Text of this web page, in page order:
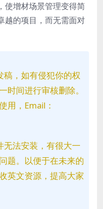
使增材场景管理变得简
越的项目，而无需面对
，如有侵犯你的权
时间进行审核删除。
用，Email：
法安装，有很大一
题。以便于在未来的
英文资源，提高大家